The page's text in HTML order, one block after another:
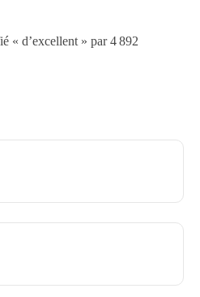
« d’excellent » par 4 892